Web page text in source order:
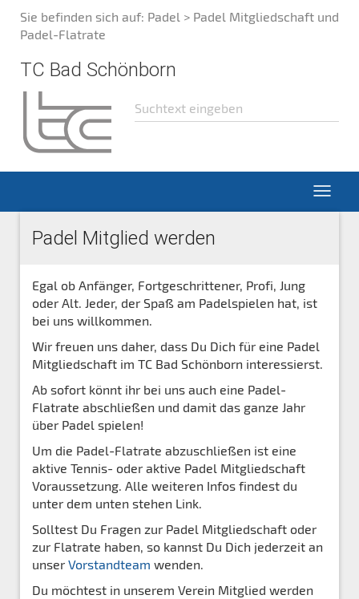
Sie befinden sich auf: Padel > Padel Mitgliedschaft und
Padel-Flatrate
TC Bad Schönborn
Padel Mitglied werden
Egal ob Anfänger, Fortgeschrittener, Profi, Jung
oder Alt. Jeder, der Spaß am Padelspielen hat, ist
bei uns willkommen.
Wir freuen uns daher, dass Du Dich für eine Padel
Mitgliedschaft im TC Bad Schönborn interessierst.
Ab sofort könnt ihr bei uns auch eine Padel-
Flatrate abschließen und damit das ganze Jahr
über Padel spielen!
Um die Padel-Flatrate abzuschließen ist eine
aktive Tennis- oder aktive Padel Mitgliedschaft
Voraussetzung. Alle weiteren Infos findest du
unter dem unten stehen Link.
Solltest Du Fragen zur Padel Mitgliedschaft oder
zur Flatrate haben, so kannst Du Dich jederzeit an
unser Vorstandteam wenden.
Du möchtest in unserem Verein Mitglied werden